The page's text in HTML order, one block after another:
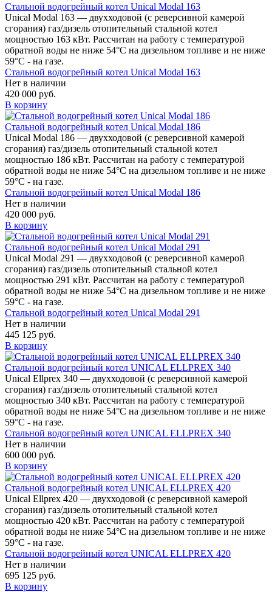
Стальной водогрейный котел Unical Modal 163
Unical Modal 163 — двухходовой (c реверсивной камерой
сгорания) газ/дизель отопительный стальной котел
мощностью 163 кВт. Рассчитан на работу с температурой
обратной воды не ниже 54°С на дизельном топливе и не ниже
59°С - на газе.
Стальной водогрейный котел Unical Modal 163
Нет в наличии
420 000 руб.
В корзину
Стальной водогрейный котел Unical Modal 186
Unical Modal 186 — двухходовой (c реверсивной камерой
сгорания) газ/дизель отопительный стальной котел
мощностью 186 кВт. Рассчитан на работу с температурой
обратной воды не ниже 54°С на дизельном топливе и не ниже
59°С - на газе.
Стальной водогрейный котел Unical Modal 186
Нет в наличии
420 000 руб.
В корзину
Стальной водогрейный котел Unical Modal 291
Unical Modal 291 — двухходовой (c реверсивной камерой
сгорания) газ/дизель отопительный стальной котел
мощностью 291 кВт. Рассчитан на работу с температурой
обратной воды не ниже 54°С на дизельном топливе и не ниже
59°С - на газе.
Стальной водогрейный котел Unical Modal 291
Нет в наличии
445 125 руб.
В корзину
Стальной водогрейный котел UNICAL ELLPREX 340
Unical Ellprex 340 — двухходовой (c реверсивной камерой
сгорания) газ/дизель отопительный стальной котел
мощностью 340 кВт. Рассчитан на работу с температурой
обратной воды не ниже 54°С на дизельном топливе и не ниже
59°С - на газе.
Стальной водогрейный котел UNICAL ELLPREX 340
Нет в наличии
600 000 руб.
В корзину
Стальной водогрейный котел UNICAL ELLPREX 420
Unical Ellprex 420 — двухходовой (c реверсивной камерой
сгорания) газ/дизель отопительный стальной котел
мощностью 420 кВт. Рассчитан на работу с температурой
обратной воды не ниже 54°С на дизельном топливе и не ниже
59°С - на газе.
Стальной водогрейный котел UNICAL ELLPREX 420
Нет в наличии
695 125 руб.
В корзину